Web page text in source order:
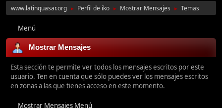
www.latinquasar.org ► Perfil de iko ► Mostrar Mensajes ► Temas
Menú
Mostrar Mensajes
Esta sección te permite ver todos los mensajes escritos por este
usuario. Ten en cuenta que sólo puedes ver los mensajes escritos
en zonas a las que tienes acceso en este momento.
Mostrar Mensajes Menú